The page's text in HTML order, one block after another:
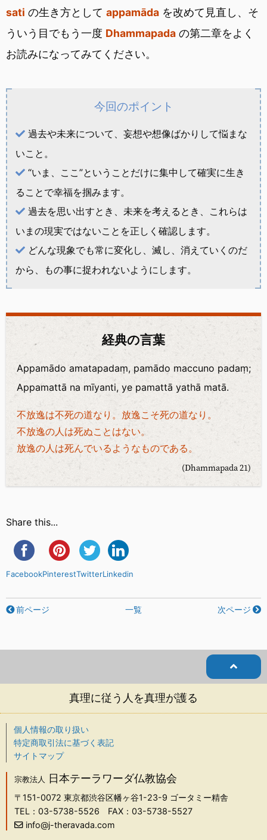
sati の生き方として appamāda を改めて見直し、そ
ういう目でもう一度 Dhammapada の第二章をよく
お読みになってみてください。
今回のポイント
過去や未来について、妄想や想像ばかりして悩まな
いこと。
“いま、ここ”ということだけに集中して確実に生き
ることで幸福を掴みます。
過去を思い出すとき、未来を考えるとき、これらは
いまの現実ではないことを正しく確認します。
どんな現象でも常に変化し、滅し、消えていくのだ
から、もの事に捉われないようにします。
経典の言葉
Appamādo amatapadaṃ, pamādo maccuno padaṃ;
Appamattā na mīyanti, ye pamattā yathā matā.
不放逸は不死の道なり。放逸こそ死の道なり。
不放逸の人は死ぬことはない。
放逸の人は死んでいるようなものである。
(Dhammapada 21)
Share this...
FacebookPinterestTwitterLinkedin
前ページ 一覧 次ページ
真理に従う人を真理が護る
個人情報の取り扱い
特定商取引法に基づく表記
サイトマップ
宗教法人 日本テーラワーダ仏教協会
〒151-0072 東京都渋谷区幡ヶ谷1-23-9 ゴータミー精舎
TEL：03-5738-5526 FAX：03-5738-5527
info@j-theravada.com